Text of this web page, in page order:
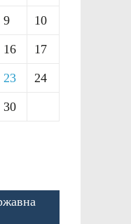
9 10
16 17
23 24
30